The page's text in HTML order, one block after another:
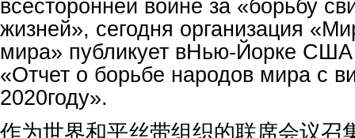
всесторонней войне за «борьбу
жизней», сегодня организация
мира» публикует вНью-Йорке США
«Отчет о борьбе народов мира с
2020году».
作为世界和平丝带组织的联席会议召